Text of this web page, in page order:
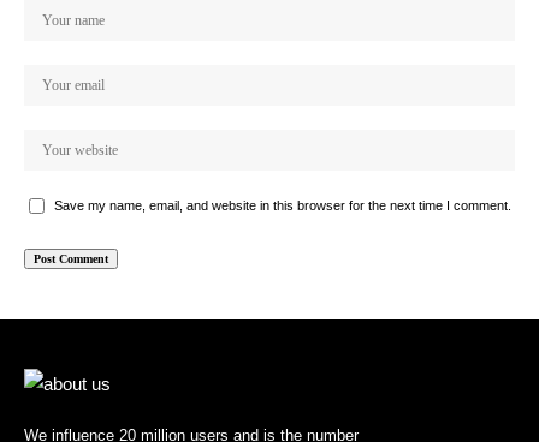
Save my name, email, and website in this browser for the next time I comment.
We influence 20 million users and is the number